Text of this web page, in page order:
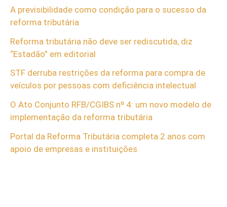
A previsibilidade como condição para o sucesso da
reforma tributária
Reforma tributária não deve ser rediscutida, diz
“Estadão” em editorial
STF derruba restrições da reforma para compra de
veículos por pessoas com deficiência intelectual
O Ato Conjunto RFB/CGIBS nº 4: um novo modelo de
implementação da reforma tributária
Portal da Reforma Tributária completa 2 anos com
apoio de empresas e instituições